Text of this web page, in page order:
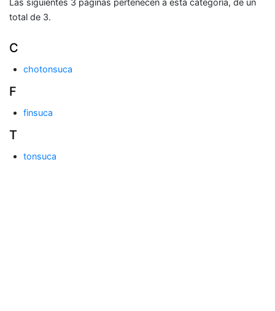
Las siguientes 3 páginas pertenecen a esta categoría, de un
total de 3.
C
chotonsuca
F
finsuca
T
tonsuca